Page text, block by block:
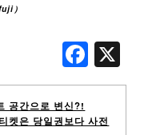
fuji）
공간으로 변신?!
켓은 당일권보다 사전